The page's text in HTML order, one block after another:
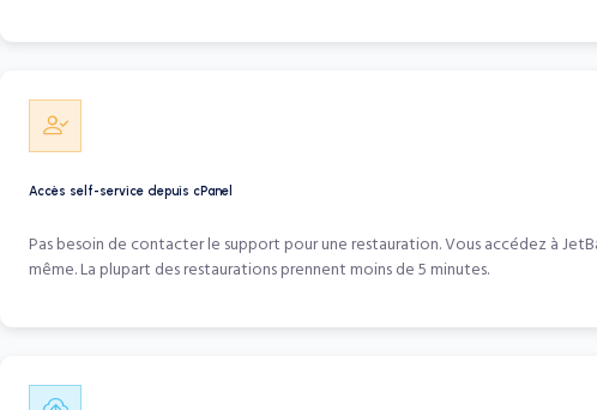
Accès self-service depuis cPanel
Pas besoin de contacter le support pour une restauration. Vous accédez à
même. La plupart des restaurations prennent moins de 5 minutes.